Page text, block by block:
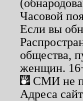
Часовой
Если вы
общества,
женщин.
СМИ не
Адреса